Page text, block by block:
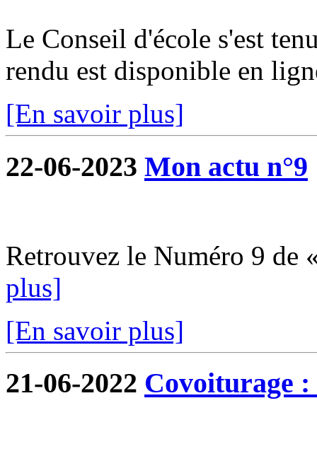
Le Conseil d'école s'est
rendu est disponible en
[En savoir plus]
22-06-2023 Mon actu n°9
Retrouvez le Numéro 9 de
plus]
[En savoir plus]
21-06-2022 Covoiturage